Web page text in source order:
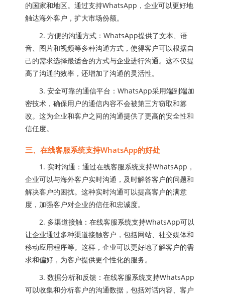
的国家和地区。通过支持WhatsApp，企业可以更好地
触达海外客户，扩大市场份额。
2. 方便的沟通方式：WhatsApp提供了文本、语
音、图片和视频等多种沟通方式，使得客户可以根据自
己的需求选择最适合的方式与企业进行沟通。这不仅提
高了沟通的效率，还增加了沟通的灵活性。
3. 安全可靠的通信平台：WhatsApp采用端到端加
密技术，确保用户的通信内容不会被第三方窃取和篡
改。这为企业和客户之间的沟通提供了更高的安全性和
信任度。
三、在线客服系统支持WhatsApp的好处
1. 实时沟通：通过在线客服系统支持WhatsApp，
企业可以与海外客户实时沟通，及时解答客户的问题和
解决客户的困扰。这种实时沟通可以提高客户的满意
度，加强客户对企业的信任和忠诚度。
2. 多渠道接触：在线客服系统支持WhatsApp可以
让企业通过多种渠道接触客户，包括网站、社交媒体和
移动应用程序等。这样，企业可以更好地了解客户的需
求和偏好，为客户提供更个性化的服务。
3. 数据分析和反馈：在线客服系统支持WhatsApp
可以收集和分析客户的沟通数据，包括对话内容、客户